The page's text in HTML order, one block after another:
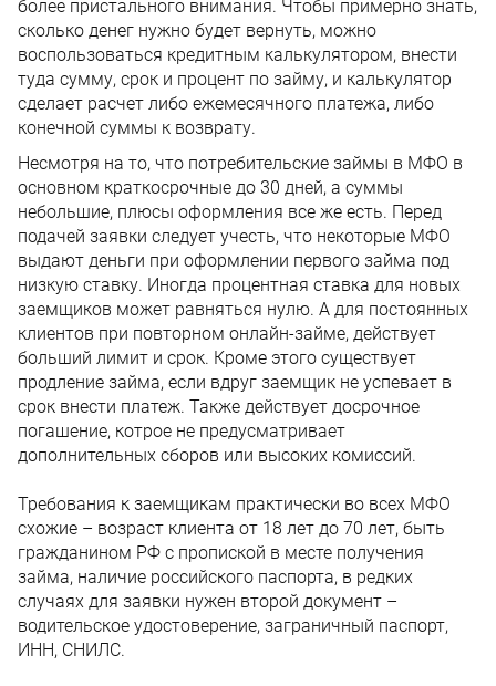
более пристального внимания. Чтобы примерно знать,
сколько денег нужно будет вернуть, можно
воспользоваться кредитным калькулятором, внести
туда сумму, срок и процент по займу, и калькулятор
сделает расчет либо ежемесячного платежа, либо
конечной суммы к возврату.
Несмотря на то, что потребительские займы в МФО в
основном краткосрочные до 30 дней, а суммы
небольшие, плюсы оформления все же есть. Перед
подачей заявки следует учесть, что некоторые МФО
выдают деньги при оформлении первого займа под
низкую ставку. Иногда процентная ставка для новых
заемщиков может равняться нулю. А для постоянных
клиентов при повторном онлайн-займе, действует
больший лимит и срок. Кроме этого существует
продление займа, если вдруг заемщик не успевает в
срок внести платеж. Также действует досрочное
погашение, котрое не предусматривает
дополнительных сборов или высоких комиссий.
Требования к заемщикам практически во всех МФО
схожие – возраст клиента от 18 лет до 70 лет, быть
гражданином РФ с пропиской в месте получения
займа, наличие российского паспорта, в редких
случаях для заявки нужен второй документ –
водительское удостоверение, заграничный паспорт,
ИНН, СНИЛС.